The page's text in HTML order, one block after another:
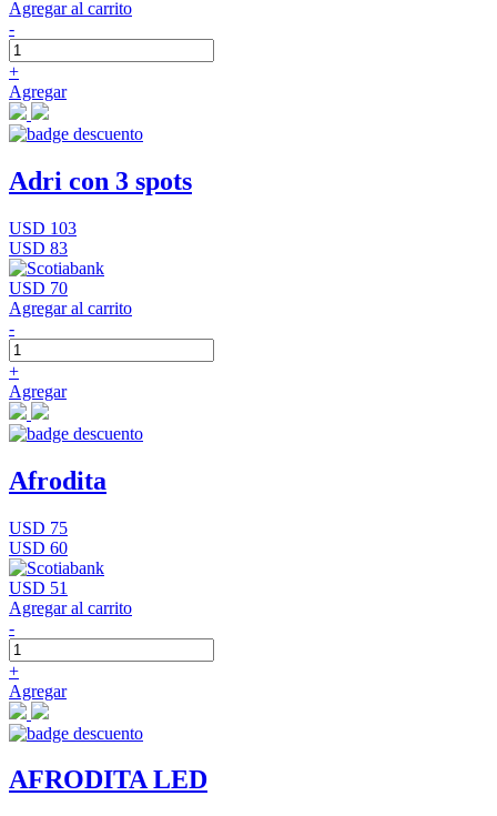
Agregar al carrito
-
+
Agregar
Adri con 3 spots
USD 103
USD 83
USD 70
Agregar al carrito
-
+
Agregar
Afrodita
USD 75
USD 60
USD 51
Agregar al carrito
-
+
Agregar
AFRODITA LED